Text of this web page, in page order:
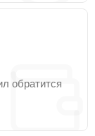
обратится